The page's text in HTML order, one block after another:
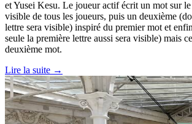
et Yusei Kesu. Le joueur actif écrit un mot sur le
visible de tous les joueurs, puis un deuxième
lettre sera visible) inspiré du premier mot et
seule la première lettre aussi sera visible) mais
deuxième mot.
Lire la suite →